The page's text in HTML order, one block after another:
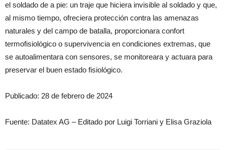
el soldado de a pie: un traje que hiciera invisible al soldado y que,
al mismo tiempo, ofreciera protección contra las amenazas
naturales y del campo de batalla, proporcionara confort
termofisiológico o supervivencia en condiciones extremas, que
se autoalimentara con sensores, se monitoreara y actuara para
preservar el buen estado fisiológico.
Publicado: 28 de febrero de 2024
Fuente: Datatex AG – Editado por Luigi Torriani y Elisa Graziola